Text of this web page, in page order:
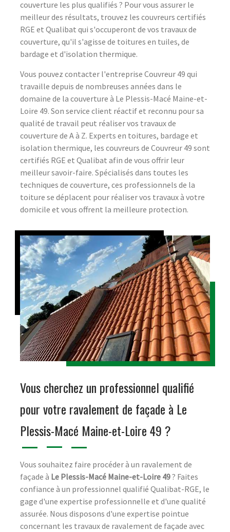
couverture les plus qualifiés ? Pour vous assurer le
meilleur des résultats, trouvez les couvreurs certifiés
RGE et Qualibat qui s'occuperont de vos travaux de
couverture, qu'il s'agisse de toitures en tuiles, de
bardage et d'isolation thermique.
Vous pouvez contacter l'entreprise Couvreur 49 qui
travaille depuis de nombreuses années dans le
domaine de la couverture à Le Plessis-Macé Maine-et-
Loire 49. Son service client réactif et reconnu pour sa
qualité de travail peut réaliser vos travaux de
couverture de A à Z. Experts en toitures, bardage et
isolation thermique, les couvreurs de Couvreur 49 sont
certifiés RGE et Qualibat afin de vous offrir leur
meilleur savoir-faire. Spécialisés dans toutes les
techniques de couverture, ces professionnels de la
toiture se déplacent pour réaliser vos travaux à votre
domicile et vous offrent la meilleure protection.
Vous cherchez un professionnel qualifié
pour votre ravalement de façade à Le
Plessis-Macé Maine-et-Loire 49 ?
Vous souhaitez faire procéder à un ravalement de
façade à Le Plessis-Macé Maine-et-Loire 49? Faites
confiance à un professionnel qualifié Qualibat-RGE, le
gage d'une expertise professionnelle et d'une qualité
assurée. Nous disposons d'une expertise pointue
concernant les travaux de ravalement de façade avec